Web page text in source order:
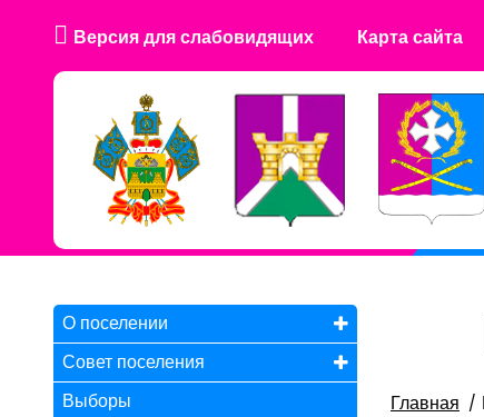
Версия для слабовидящих Карта сайта
О поселении
Совет поселения
Выборы
Главная